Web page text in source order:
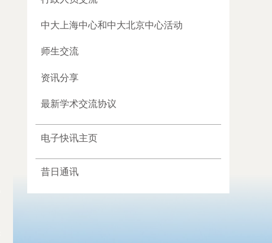
中大上海中心和中大北京中心活动
师生交流
资讯分享
最新学术交流协议
电子快讯主页
昔日通讯